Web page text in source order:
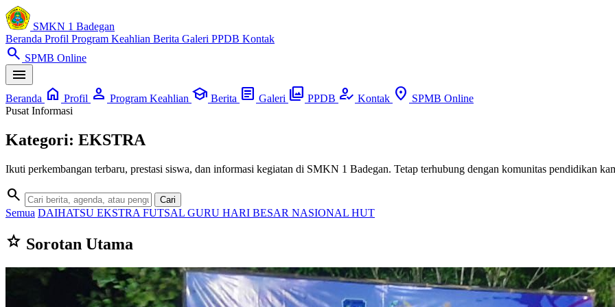
SMKN 1 Badegan
Beranda Profil Program Keahlian Berita Galeri PPDB Kontak
search SPMB Online
menu
Beranda home Profil person Program Keahlian school Berita article Galeri photo_library PPDB how_to_reg Kontak location_on SPMB Online
Pusat Informasi
Kategori: EKSTRA
Ikuti perkembangan terbaru, prestasi siswa, dan informasi kegiatan di SMKN 1 Badegan. Tetap terhubung dengan komunitas pendidikan
search Cari
Semua DAIHATSU EKSTRA FUTSAL GURU HARI BESAR NASIONAL HUT
star Sorotan Utama